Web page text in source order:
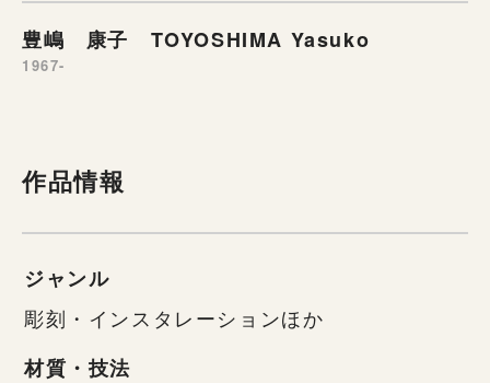
豊嶋 康子 TOYOSHIMA Yasuko
1967-
作品情報
ジャンル
彫刻・インスタレーションほか
材質・技法